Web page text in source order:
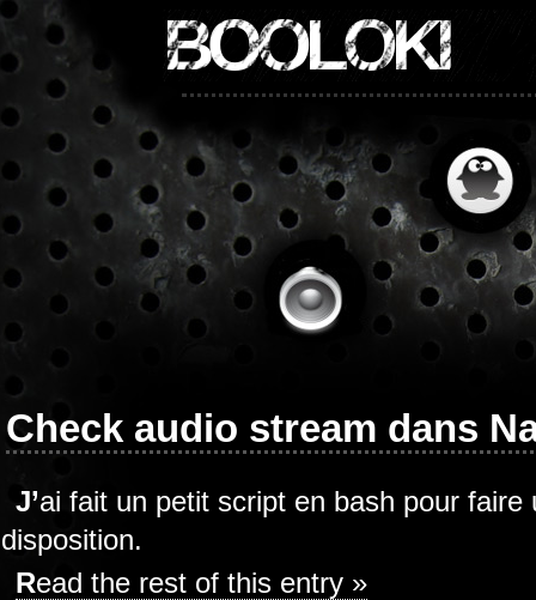
BOOLOKI
Check audio stream dans
J’ai fait un petit script en bash pour
disposition.
Read the rest of this entry »